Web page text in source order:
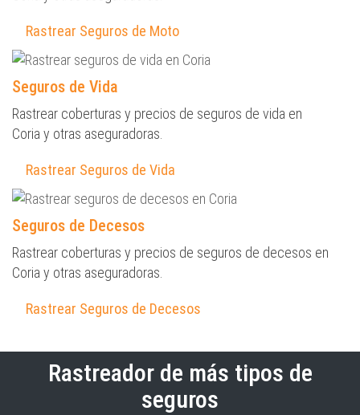
Rastrear Seguros de Moto
Seguros de Vida
Rastrear coberturas y precios de seguros de vida en
Coria y otras aseguradoras.
Rastrear Seguros de Vida
Seguros de Decesos
Rastrear coberturas y precios de seguros de decesos en
Coria y otras aseguradoras.
Rastrear Seguros de Decesos
Rastreador de más tipos de
seguros